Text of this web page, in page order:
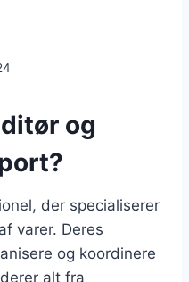
og
der specialiserer
varer. Deres
og koordinere
alt fra